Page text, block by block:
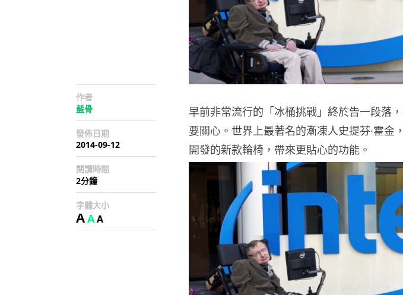
作者
藍骨
發佈日期
2014-09-12
閱讀時間
2分鐘
字體大小
AAA
早前非常流行的「冰桶挑戰」終於告一段落
要關心。世界上最著名的漸凍人史提芬·霍金
開發的新款輪椅，帶來更貼心的功能。